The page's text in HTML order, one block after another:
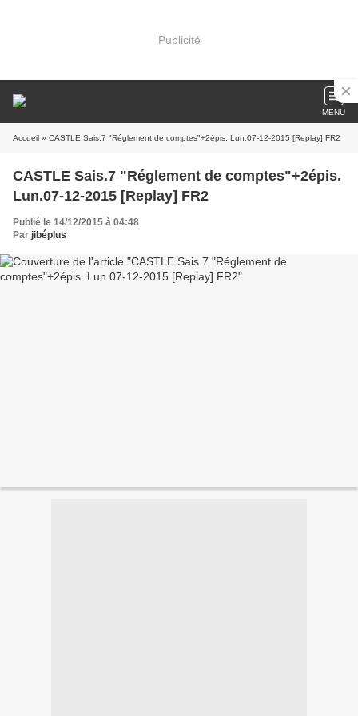
Publicité
MENU
Accueil » CASTLE Sais.7 "Réglement de comptes"+2épis. Lun.07-12-2015 [Replay] FR2
CASTLE Sais.7 "Réglement de comptes"+2épis.
Lun.07-12-2015 [Replay] FR2
Publié le 14/12/2015 à 04:48
Par jibéplus